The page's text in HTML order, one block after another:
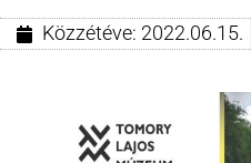
Közzétéve: 2022.06.15.